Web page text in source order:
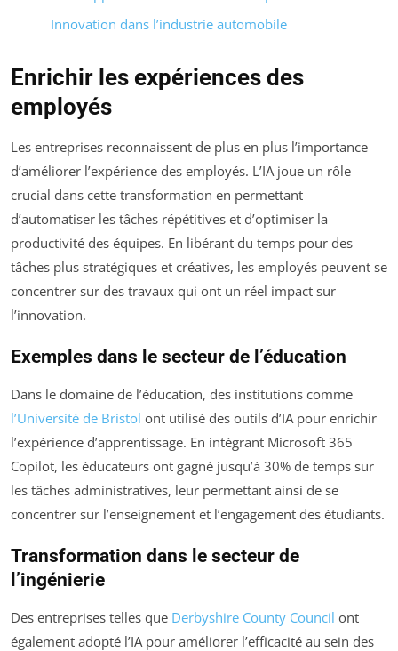
Innovation dans l’industrie automobile
Enrichir les expériences des
employés
Les entreprises reconnaissent de plus en plus l’importance
d’améliorer l’expérience des employés. L’IA joue un rôle
crucial dans cette transformation en permettant
d’automatiser les tâches répétitives et d’optimiser la
productivité des équipes. En libérant du temps pour des
tâches plus stratégiques et créatives, les employés peuvent se
concentrer sur des travaux qui ont un réel impact sur
l’innovation.
Exemples dans le secteur de l’éducation
Dans le domaine de l’éducation, des institutions comme
l’Université de Bristol ont utilisé des outils d’IA pour enrichir
l’expérience d’apprentissage. En intégrant Microsoft 365
Copilot, les éducateurs ont gagné jusqu’à 30% de temps sur
les tâches administratives, leur permettant ainsi de se
concentrer sur l’enseignement et l’engagement des étudiants.
Transformation dans le secteur de
l’ingénierie
Des entreprises telles que Derbyshire County Council ont
également adopté l’IA pour améliorer l’efficacité au sein des